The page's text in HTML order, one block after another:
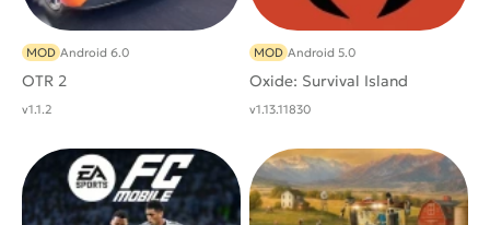
OTR 2
MOD Android 6.0
v1.1.2
Oxide: Survival Island
MOD Android 5.0
v1.13.11830